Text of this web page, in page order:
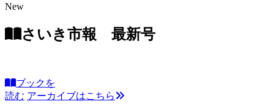
New
さいき市報 最新号
ブックを
読む アーカイブはこちら